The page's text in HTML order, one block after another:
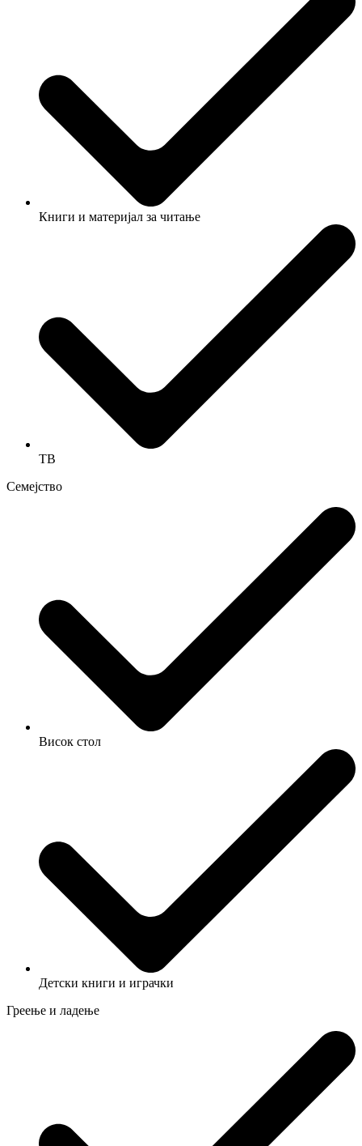
Книги и материјал за читање
ТВ
Семејство
Висок стол
Детски книги и играчки
Греење и ладење